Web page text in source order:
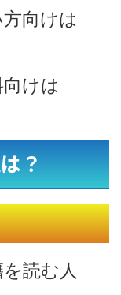
向けは
けは
？
読む人